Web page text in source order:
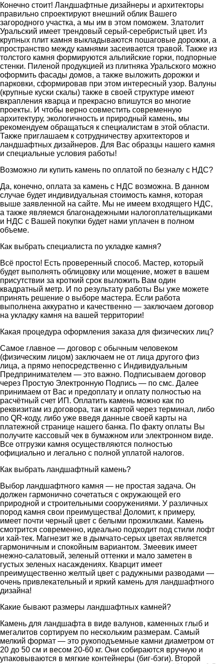
Конечно стоит! Ландшафтные дизайнеры и архитекторы
правильно спроектируют внешний облик Вашего
загородного участка, а мы им в этом поможем. Златолит
Уральский имеет трендовый серый-серебристый цвет. Из
крупных плит камня выкладываются пошаговые дорожки, а
пространство между камнями засеивается травой. Также из
толстого камня формируются альпийские горки, подпорные
стенки. Пиленой продукцией из плитняка Уральского можно
оформить фасады домов, а также выложить дорожки и
парковки, сформировав при этом интересный узор. Валуны
(крупные куски скалы) также в своей структуре имеют
вкрапления кварца и прекрасно впишутся во многие
проекты. И чтобы верно совместить современную
архитектуру, экологичность и природный камень, мы
рекомендуем обращаться к специалистам в этой области.
Также приглашаем к сотрудничеству архитекторов и
ландшафтных дизайнеров. Для Вас образцы нашего камня
и специальные условия работы!
Возможно ли купить камень по оплатой по безналу с НДС?
Да, конечно, оплата за камень с НДС возможна. В данном
случае будет индивидуальная стоимость камня, которая
выше заявленной на сайте. Мы не имеем входящего НДС,
а также являемся благонадежными налогоплательщиками
и НДС с Вашей покупки будет нами уплачен в полном
объеме.
Как выбрать специалиста по укладке камня?
Всё просто! Есть проверенный способ. Мастер, который
будет выполнять облицовку или мощение, может в вашем
присутствии за кроткий срок выложить Вам один
квадратный метр. И по результату работы Вы уже можете
принять решение о выборе мастера. Если работа
выполнена аккуратно и качественно — заключаем договор
на укладку камня на вашей территории!
Какая процедура оформления заказа для физических лиц?
Самое главное — договор с обычным человеком
(физическим лицом) заключаем не от лица другого физ
лица, а прямо непосредственно с Индивидуальным
Предпринимателем — это важно. Подписываем договор
через Простую Электронную Подпись — по смс. Далее
принимаем от Вас и предоплату и оплату полностью на
расчётный счет ИП. Оплатить камень можно как по
реквизитам из договора, так и картой через терминал, либо
по QR-коду, либо уже введя данные своей карты на
платежной странице нашего банка. По факту оплаты Вы
получите кассовый чек в бумажном или электронном виде.
Все отгрузки камня осуществляются полностью
официально и легально с полной уплатой налогов.
Как выбрать ландшафтный камень?
Выбор ландшафтного камня — не простая задача. Он
должен гармонично сочетаться с окружающей его
природной и строительными сооружениями. У различных
пород камня свои преимущества! Доломит, к примеру,
имеет почти черный цвет с белыми прожилками. Камень
смотрится современно, идеально подходит под стили лофт
и хай-тек. Магнезит же в дымчато-серых цветах является
гармоничным и спокойным вариантом. Змеевик имеет
нежно-салатовый, зеленый оттенки и мало заметен в
густых зеленых насаждениях. Кварцит имеет
преимущественно желтый цвет с радужными разводами —
очень привлекательный и яркий камень для ландшафтного
дизайна!
Какие бывают размеры ландшафтных камней?
Камень для ландшафта в виде валунов, каменных глыб и
мегалитов сортируем по нескольким размерам. Самый
мелкий формат — это рукоподъемные камни диаметром от
20 до 50 см и весом 20-60 кг. Они собираются вручную и
упаковываются в мягкие контейнеры (биг-бэги). Второй